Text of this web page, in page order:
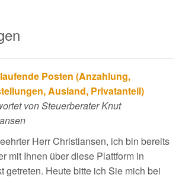
Posten (Anzahlung,
Ausland, Privatanteil)
von Steuerberater Knut
Herr Christiansen, ich bin bereits
mit Ihnen über diese Plattform in
getreten. Heute bitte ich Sie mich bei